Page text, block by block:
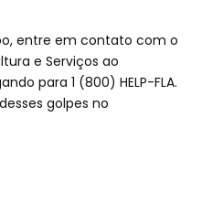
entre em contato com o
e Serviços ao
para 1 (800) HELP-FLA.
golpes no